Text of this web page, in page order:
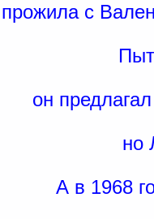
прожила с
он
но
А в 1968